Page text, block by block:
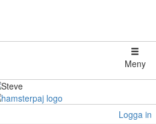
Meny
Logga in